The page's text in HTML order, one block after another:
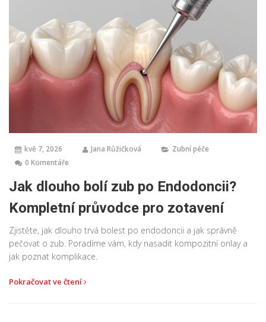
kvě 7, 2026 Jana Růžičková
Zubní péče
0 Komentáře
Jak dlouho bolí zub po Endodoncii?
Kompletní průvodce pro zotavení
Zjistěte, jak dlouho trvá bolest po endodoncii a jak správně
pečovat o zub. Poradíme vám, kdy nasadit kompozitní onlay a
jak poznat komplikace.
Pokračovat ve čtení